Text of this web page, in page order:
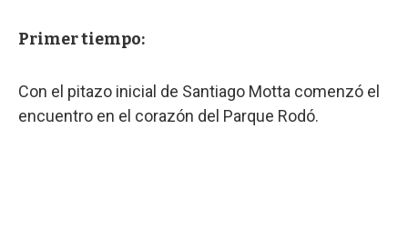
Primer tiempo:
Con el pitazo inicial de Santiago Motta comenzó el
encuentro en el corazón del Parque Rodó.